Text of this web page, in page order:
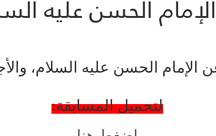
الحسن عليه
الحسن عليه السلام،
لتحميل المسابقة: